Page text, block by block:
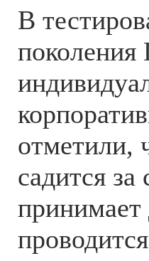
В
поколения
отметили,
садится за
принимает